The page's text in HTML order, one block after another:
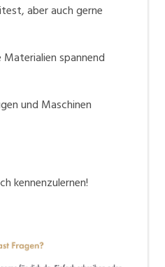
aber auch gerne
spannend
und Maschinen
kennenzulernen!